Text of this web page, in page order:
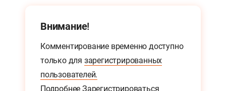
Внимание!
Комментирование временно доступно
только для зарегистрированных
пользователей.
Подробнее Зарегистрироваться